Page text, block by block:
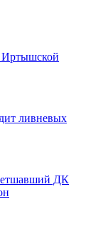
Иртышской
ливневых
ДК